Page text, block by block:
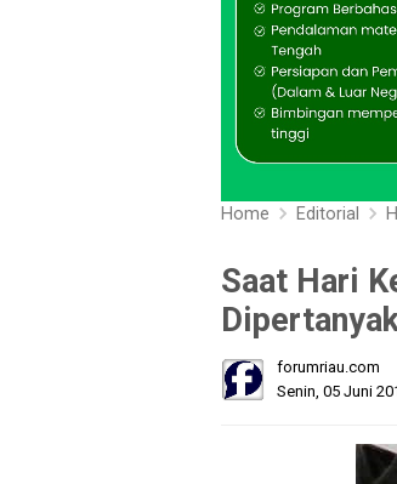
Home Editorial
Saat Hari
forumriau.com
Senin, 05 Juni